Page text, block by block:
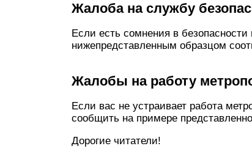
Жалоба на службу
Если есть сомнения в безопасности
нижепредставленным образцом
Жалобы на работу
Если вас не устраивает работа
сообщить на примере
Дорогие читатели!